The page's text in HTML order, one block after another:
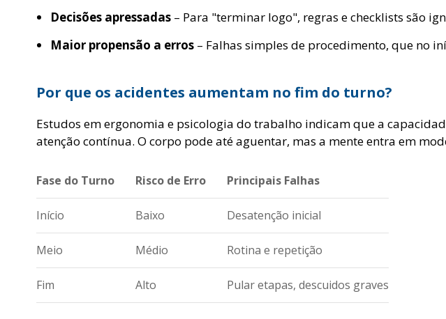
Decisões apressadas – Para "terminar logo", regras e checklists são
Maior propensão a erros – Falhas simples de procedimento, que no
Por que os acidentes aumentam no fim do turno?
Estudos em ergonomia e psicologia do trabalho indicam que a
atenção contínua. O corpo pode até aguentar, mas a mente entra em
Fase do Turno Risco de Erro Principais Falhas
Início Baixo Desatenção inicial
Meio Médio Rotina e repetição
Fim Alto Pular etapas, descuidos graves